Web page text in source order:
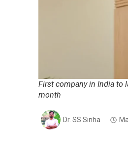
First company in India to
month
Dr. SS Sinha